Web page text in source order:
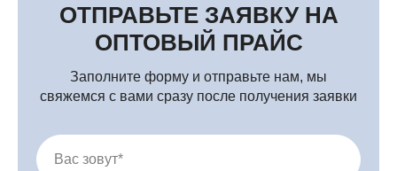
ОТПРАВЬТЕ ЗАЯВКУ НА
ОПТОВЫЙ ПРАЙС
Заполните форму и отправьте нам, мы
свяжемся с вами сразу после получения заявки
Вас зовут*
Профессиональная косметика оптом и в розницу